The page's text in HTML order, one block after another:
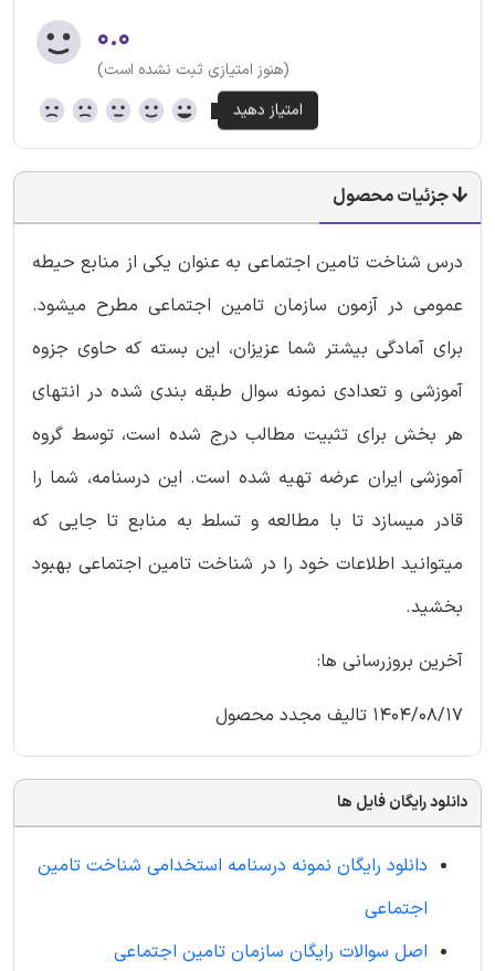
۰.۰
(هنوز امتیازی ثبت نشده است)
جزئیات محصول
درس شناخت تامین اجتماعی به عنوان یکی از منابع حیطه
عمومی در آزمون سازمان تامین اجتماعی مطرح میشود.
برای آمادگی بیشتر شما عزیزان، این بسته که حاوی جزوه
آموزشی و تعدادی نمونه سوال طبقه بندی شده در انتهای
هر بخش برای تثبیت مطالب درج شده است، توسط گروه
آموزشی ایران عرضه تهیه شده است. این درسنامه، شما را
قادر میسازد تا با مطالعه و تسلط به منابع تا جایی که
میتوانید اطلاعات خود را در شناخت تامین اجتماعی بهبود
بخشید.
آخرین بروزرسانی ها:
1404/08/17 تالیف مجدد محصول
دانلود رایگان فایل ها
دانلود رایگان نمونه درسنامه استخدامی شناخت تامین
اجتماعی
اصل سوالات رایگان سازمان تامین اجتماعی